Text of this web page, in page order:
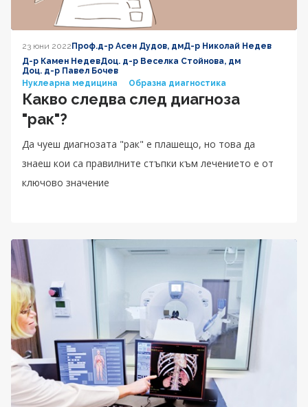
23 юни 2022 Проф.д-р Асен Дудов, дмД-р Николай Недев
Д-р Камен НедевДоц. д-р Веселка Стойнова, дм
Доц. д-р Павел Бочев
Нуклеарна медицина
Образна диагностика
Какво следва след диагноза
"рак"?
Да чуеш диагнозата "рак" е плашещо, но това да
знаeш кои са правилните стъпки към лечението е от
ключово значение